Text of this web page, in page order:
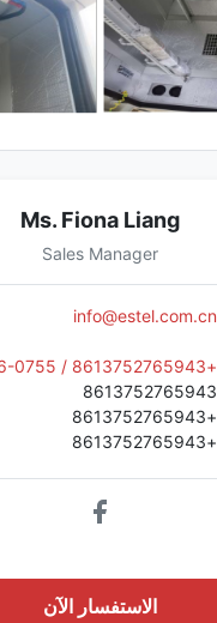
Ms. Fiona Liang
Sales Manager
info@estel.com.cn
+8613752765943 / 86-0755 23592644
8613752765943
+8613752765943
+8613752765943
الاستفسار الآن